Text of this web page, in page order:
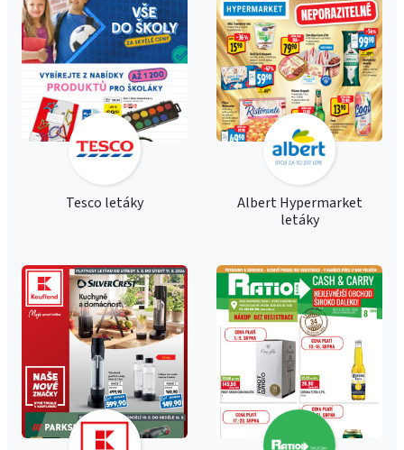
Tesco letáky
Albert Hypermarket
letáky